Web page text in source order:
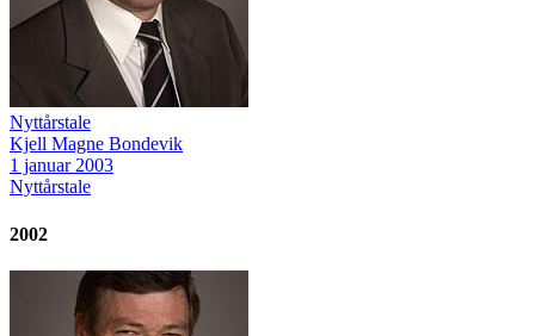
Nyttårstale
Kjell Magne Bondevik
1 januar 2003
Nyttårstale
2002